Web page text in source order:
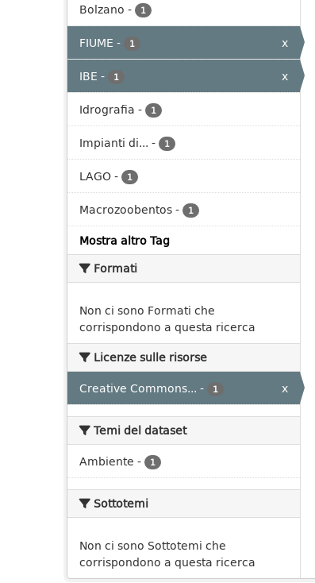
Bolzano - 1
FIUME - 1
x
IBE - 1
x
Idrografia - 1
Impianti di... - 1
LAGO- 1
Macrozoobentos- 1
Mostra altro Tag
Formati
Non ci sono Formati che
corrispondono a questa ricerca
Licenze sulle risorse
Creative Commons... - 1 x
Temi del dataset
Ambiente - 1
Sottotemi
Non ci sono Sottotemi che
corrispondono a questa ricerca